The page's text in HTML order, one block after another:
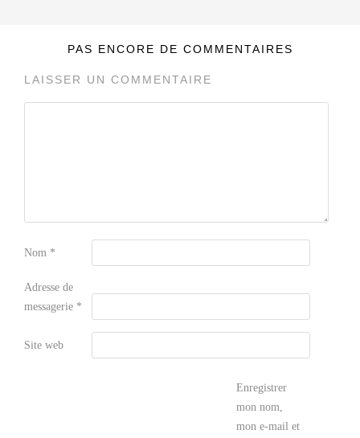
PAS ENCORE DE COMMENTAIRES
LAISSER UN COMMENTAIRE
Nom *
Adresse de
messagerie *
Site web
Enregistrer
mon nom,
mon e-mail et